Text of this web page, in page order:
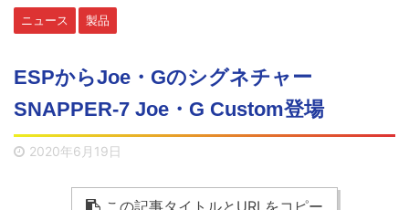
ニュース 製品
ESPからJoe・Gのシグネチャー
SNAPPER-7 Joe・G Custom登場
2020年6月19日
この記事タイトルとURLをコピー